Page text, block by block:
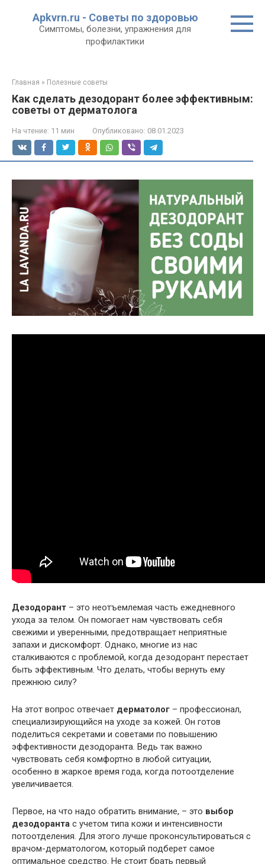
Apkvrn.ru - Советы по здоровью
Симптомы, болезни, упражнения для
профилактики
Главная » Полезные советы
Как сделать дезодорант более эффективным:
советы от дерматолога
На чтение: 11 мин Опубликовано: 08.01.2023
Дезодорант – это неотъемлемая часть ежедневного
ухода за телом. Он помогает нам чувствовать себя
свежими и уверенными, предотвращает неприятные
запахи и дискомфорт. Однако, многие из нас
сталкиваются с проблемой, когда дезодорант перестает
быть эффективным. Что делать, чтобы вернуть ему
прежнюю силу?
На этот вопрос отвечает дерматолог – профессионал,
специализирующийся на уходе за кожей. Он готов
поделиться секретами и советами по повышению
эффективности дезодоранта. Ведь так важно
чувствовать себя комфортно в любой ситуации,
особенно в жаркое время года, когда потоотделение
увеличивается.
Первое, на что надо обратить внимание, – это выбор
дезодоранта с учетом типа кожи и интенсивности
потоотделения. Для этого лучше проконсультироваться с
врачом-дерматологом, который подберет самое
оптимальное средство. Не стоит брать первый